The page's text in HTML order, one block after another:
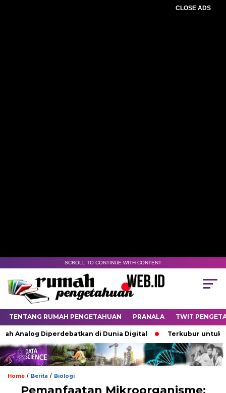
CLOSE ADS
SCROLL TO CONTINUE WITH CONTENT
TENTANG RUMAH PENGETAHUAN PRANALA TWIT
Analog Diperdebatkan di Dunia Digital Terkubur untuk
Home / Berita / Biologi